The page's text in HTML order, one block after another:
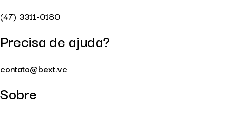
(47) 3311-0180
Precisa de ajuda?
contato@bext.vc
Sobre